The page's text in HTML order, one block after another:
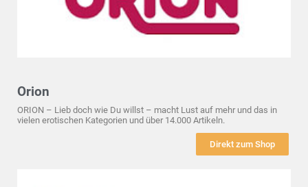
Orion
ORION – Lieb doch wie Du willst – macht Lust auf mehr und das in
vielen erotischen Kategorien und über 14.000 Artikeln.
Direkt zum Shop